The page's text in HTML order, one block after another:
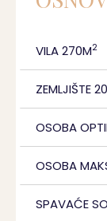
VILA 270M2
ZEMLJIŠTE
OSOBA
OSOBA
SPAVAĆE